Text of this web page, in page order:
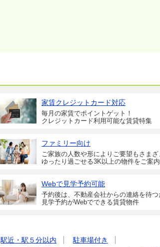
家賃クレジットカード対応
毎月の家賃でポイントゲット！
クレジットカード利用可能な賃貸特集
ファミリー向け
ご家族の人数や形によりご要望もさまざ
ゆったり過ごせる3K以上の物件をご案内
Webで見学予約可能
予約後は、不動産会社からの連絡を待つ
見学予約がWebでできる賃貸物件
駅近・駅５分以内
駐車場付き